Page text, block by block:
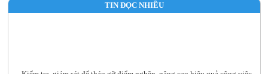
TIN ĐỌC NHIỀU